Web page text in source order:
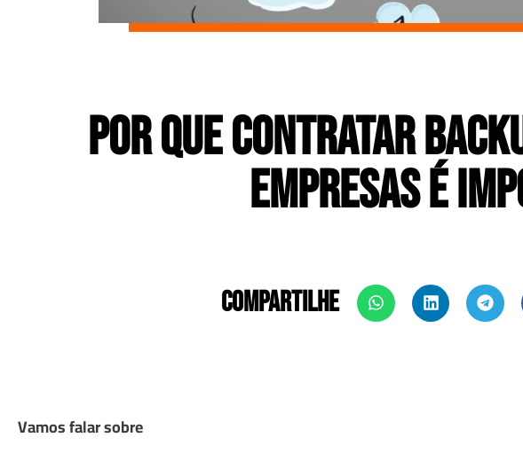
Por que Contratar
Empresas é
COMPARTILHE
Vamos falar sobre